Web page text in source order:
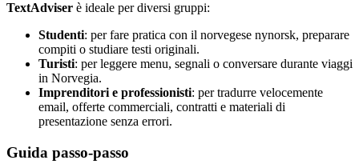
TextAdviser è ideale per diversi gruppi:
Studenti: per fare pratica con il norvegese nynorsk, preparare
compiti o studiare testi originali.
Turisti: per leggere menu, segnali o conversare durante viaggi
in Norvegia.
Imprenditori e professionisti: per tradurre velocemente
email, offerte commerciali, contratti e materiali di
presentazione senza errori.
Guida passo-passo